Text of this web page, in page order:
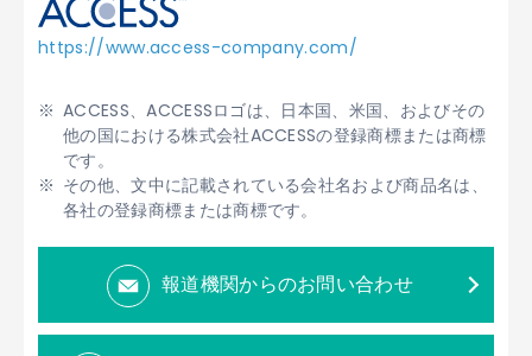
https://www.access-company.com/
ACCESS、ACCESSロゴは、日本国、米国、およびその
他の国における株式会社ACCESSの登録商標または商標
です。
その他、文中に記載されている会社名および商品名は、
各社の登録商標または商標です。
報道機関からのお問い合わせ